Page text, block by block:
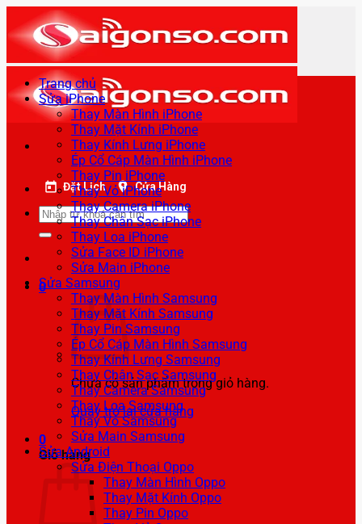
qua
nội
dung
Đặt Lịch Cửa Hàng
Tìm
kiếm:
0
Chưa có sản phẩm trong giỏ hàng.
Quay trở lại cửa hàng
0
Giỏ hàng
Trang chủ
Sửa iPhone
Thay Màn Hình iPhone
Thay Mặt Kính iPhone
Thay Kính Lưng iPhone
Ép Cổ Cáp Màn Hình iPhone
Thay Pin iPhone
Thay Vỏ iPhone
Thay Camera iPhone
Thay Chân Sạc iPhone
Thay Loa iPhone
Sửa Face ID iPhone
Sửa Main iPhone
Sửa Samsung
Thay Màn Hình Samsung
Thay Mặt Kính Samsung
Thay Pin Samsung
Ép Cổ Cáp Màn Hình Samsung
Thay Kính Lưng Samsung
Thay Chân Sạc Samsung
Thay Camera Samsung
Thay Loa Samsung
Thay Vỏ Samsung
Sửa Main Samsung
Sửa Android
Sửa Điện Thoại Oppo
Thay Màn Hình Oppo
Thay Mặt Kính Oppo
Thay Pin Oppo